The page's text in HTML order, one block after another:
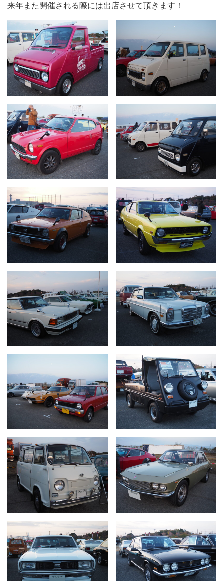
来年また開催される際には出店させて頂きます！